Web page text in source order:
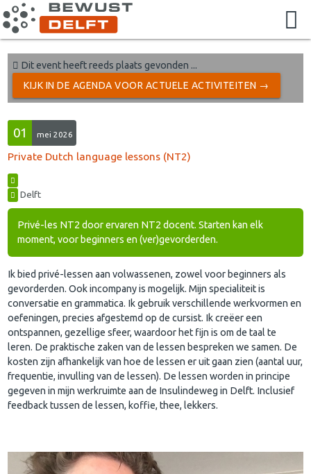
Dit event heeft reeds plaats gevonden ...
KIJK IN DE AGENDA VOOR ACTUELE ACTIVITEITEN →
01 mei 2026
Private Dutch language lessons (NT2)
Delft
Privé-les NT2 door ervaren NT2 docent. Starten kan elk
moment, voor beginners en (ver)gevorderden.
Ik bied privé-lessen aan volwassenen, zowel voor beginners als
gevorderden. Ook incompany is mogelijk. Mijn specialiteit is
conversatie en grammatica. Ik gebruik verschillende werkvormen en
oefeningen, precies afgestemd op de cursist. Ik creëer een
ontspannen, gezellige sfeer, waardoor het fijn is om de taal te
leren. De praktische zaken van de lessen bespreken we samen. De
kosten zijn afhankelijk van hoe de lessen er uit gaan zien (aantal uur,
frequentie, invulling van de lessen). De lessen worden in principe
gegeven in mijn werkruimte aan de Insulindeweg in Delft. Inclusief
feedback tussen de lessen, koffie, thee, lekkers.